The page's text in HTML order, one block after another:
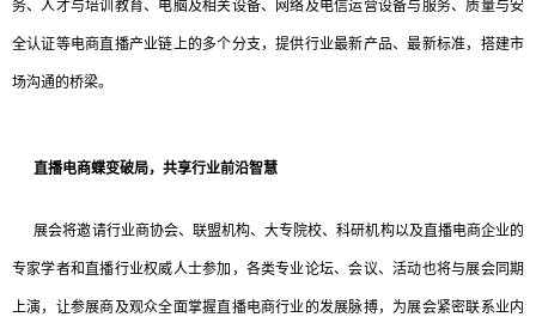
务、人才与培训教育、电脑及相关设备、网络及电信运营设备与服务、质量与安
全认证等电商直播产业链上的多个分支，提供行业最新产品、最新标准，搭建市
场沟通的桥梁。
直播电商蝶变破局，共享行业前沿智慧
展会将邀请行业商协会、联盟机构、大专院校、科研机构以及直播电商企业的
专家学者和直播行业权威人士参加，各类专业论坛、会议、活动也将与展会同期
上演，让参展商及观众全面掌握直播电商行业的发展脉搏，为展会紧密联系业内